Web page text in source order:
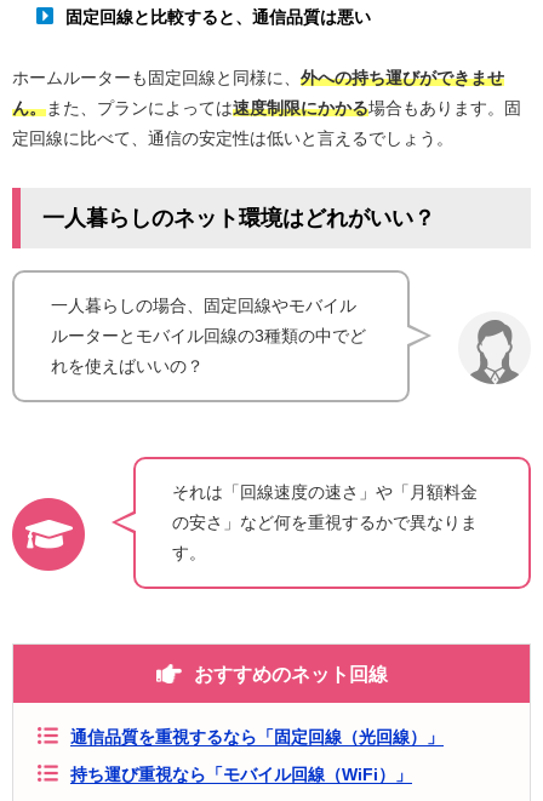
固定回線と比較すると、通信品質は悪い
ホームルーターも固定回線と同様に、 外への持ち運びができませ
ん。 また、プランによっては速度制限にかかる場合もあります。固
定回線に比べて、通信の安定性は低いと言えるでしょう。
一人暮らしのネット環境はどれがいい？
一人暮らしの場合、固定回線やモバイル
ルーターとモバイル回線の3種類の中でど
れを使えばいいの？
それは「回線速度の速さ」や「月額料金
の安さ」など何を重視するかで異なりま
す。
おすすめのネット回線
通信品質を重視するなら「固定回線（光回線）」
持ち運び重視なら「モバイル回線（WiFi）」